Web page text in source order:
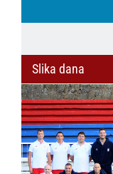
Slika dana